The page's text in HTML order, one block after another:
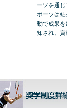
ーツを通
ポーツは
動で成果
知され、